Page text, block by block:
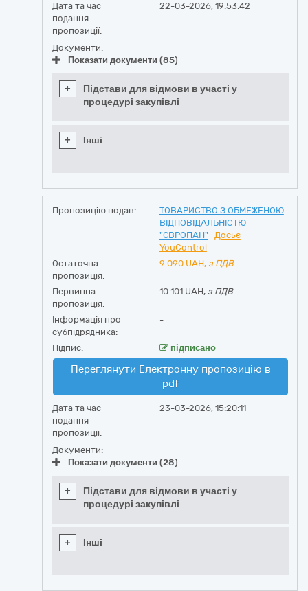
Дата та час
подання
пропозиції:
22-03-2026, 19:53:42
Документи:
Показати документи (85)
+
Підстави для відмови в участі у
процедурі закупівлі
+ Інші
Пропозицію подав:
ТОВАРИСТВО З ОБМЕЖЕНОЮ
ВІДПОВІДАЛЬНІСТЮ
"ЄВРОПАН"
Досьє
YouControl
Остаточна
пропозиція:
9 090 UAH, з ПДВ
Первинна
пропозиція:
10 101 UAH, з ПДВ
Інформація про
субпідрядника:
-
Підпис: підписано
Переглянути Електронну пропозицію в
pdf
Дата та час
подання
пропозиції:
23-03-2026, 15:20:11
Документи:
Показати документи (28)
+
Підстави для відмови в участі у
процедурі закупівлі
+ Інші